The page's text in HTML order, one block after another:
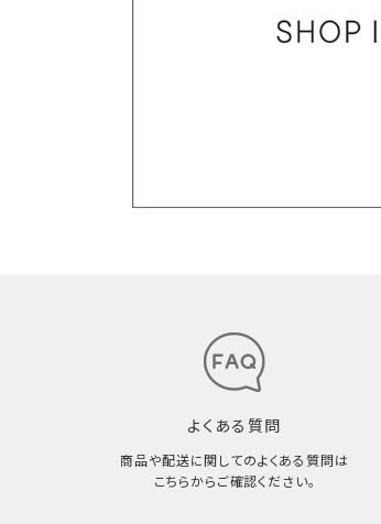
よくある質問
商品や配送に関してのよくある質問は
こちらからご確認ください。